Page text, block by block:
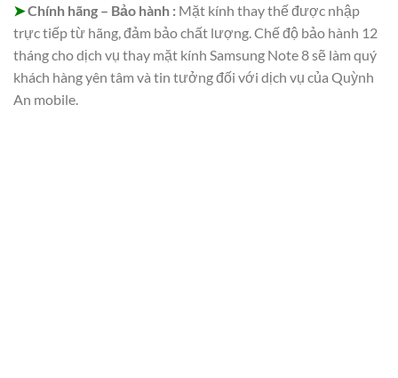
➤Chính hãng – Bảo hành : Mặt kính thay thế được nhập
trực tiếp từ hãng, đảm bảo chất lượng. Chế độ bảo hành 12
tháng cho dịch vụ thay mặt kính Samsung Note 8 sẽ làm quý
khách hàng yên tâm và tin tưởng đối với dịch vụ của Quỳnh
An mobile.